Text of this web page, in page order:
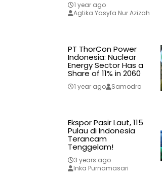
1 year ago
Agtika Yasyfa Nur Azizah
PT ThorCon Power
Indonesia: Nuclear
Energy Sector Has a
Share of 11% in 2060
1 year ago Samodro
Ekspor Pasir Laut, 115
Pulau di Indonesia
Terancam
Tenggelam!
3 years ago
Inka Purnamasari